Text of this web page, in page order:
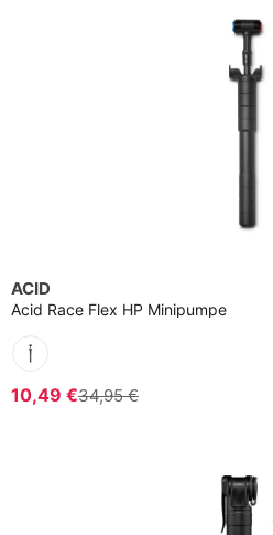
ACID
Acid Race Flex HP Minipumpe
10,49 €34,95 €